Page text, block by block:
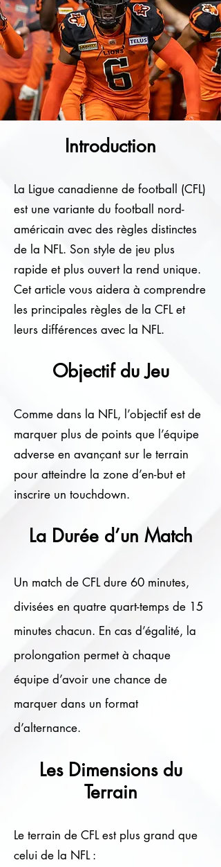
Introduction
La Ligue canadienne de football (CFL)
est une variante du football nord-
américain avec des règles distinctes
de la NFL. Son style de jeu plus
rapide et plus ouvert la rend unique.
Cet article vous aidera à comprendre
les principales règles de la CFL et
leurs différences avec la NFL.
Objectif du Jeu
Comme dans la NFL, l’objectif est de
marquer plus de points que l’équipe
adverse en avançant sur le terrain
pour atteindre la zone d’en-but et
inscrire un touchdown.
La Durée d’un Match
Un match de CFL dure 60 minutes,
divisées en quatre quart-temps de 15
minutes chacun. En cas d’égalité, la
prolongation permet à chaque
équipe d’avoir une chance de
marquer dans un format
d’alternance.
Les Dimensions du
Terrain
Le terrain de CFL est plus grand que
celui de la NFL :